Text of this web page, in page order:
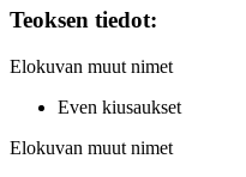
Teoksen tiedot:
Elokuvan muut nimet
Even kiusaukset
Elokuvan muut nimet